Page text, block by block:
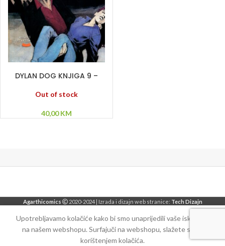
DYLAN DOG KNJIGA 9 –
Video sam kako umireš
Out of stock
40,00KM
Agarthicomics 2020-2024 | Izrada i dizajn web stranice: Tech Dizajn
Upotrebljavamo kolačiće kako bi smo unaprijedili vaše iskustvo
na našem webshopu. Surfajuči na webshopu, slažete se sa
korištenjem kolačića.